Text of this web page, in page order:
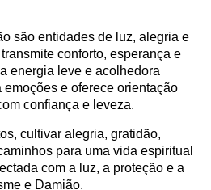
são entidades de luz, alegria e
conforto, esperança e
energia leve e acolhedora
e oferece orientação
confiança e leveza.
cultivar alegria, gratidão,
para uma vida espiritual
com a luz, a proteção e a
e Damião.